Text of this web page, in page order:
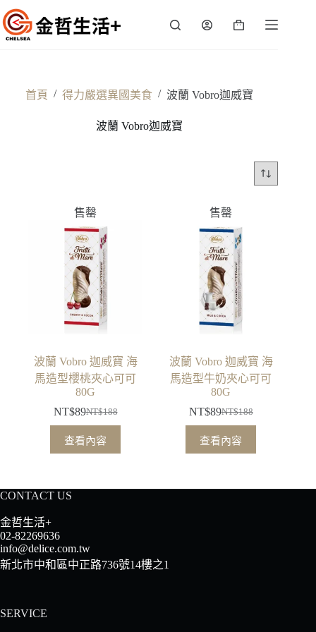
跳
至
主
購
首頁 / 得力嚴選異國美食 / 波蘭 Vobro迦威寶
波蘭 Vobro迦威寶
售罄
波蘭 Vobro 迦威寶 海
馬造型櫻桃夾心可可
80G
NT$188
始
價
NT$188。
NT$89
前
價
NT$89。
查看內容
售罄
波蘭 Vobro 迦威寶 海
馬造型牛奶夾心可可
80G
NT$188
始
價
NT$188。
NT$89
前
價
NT$89。
查看內容
CONTACT US
金哲生活+
02-82269636
info@delice.com.tw
新北市中和區中正路736號14樓之1
SERVICE